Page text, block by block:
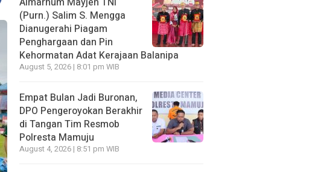
(Purn.) Salim S. Mengga
Dianugerahi Piagam
Penghargaan dan Pin
Kehormatan Adat Kerajaan Balanipa
August 5, 2026 | 8:01 pm WIB
Empat Bulan Jadi Buronan,
DPO Pengeroyokan Berakhir
di Tangan Tim Resmob
Polresta Mamuju
August 4, 2026 | 8:51 pm WIB